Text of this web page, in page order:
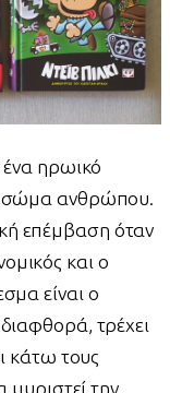
ένα ηρωικό
σώμα ανθρώπου.
επέμβαση όταν
και ο
είναι ο
τρέχει
κάτω τους
μυριστεί την